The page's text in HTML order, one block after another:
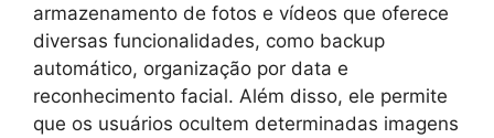
armazenamento de fotos e vídeos que oferece
diversas funcionalidades, como backup
automático, organização por data e
reconhecimento facial. Além disso, ele permite
que os usuários ocultem determinadas imagens